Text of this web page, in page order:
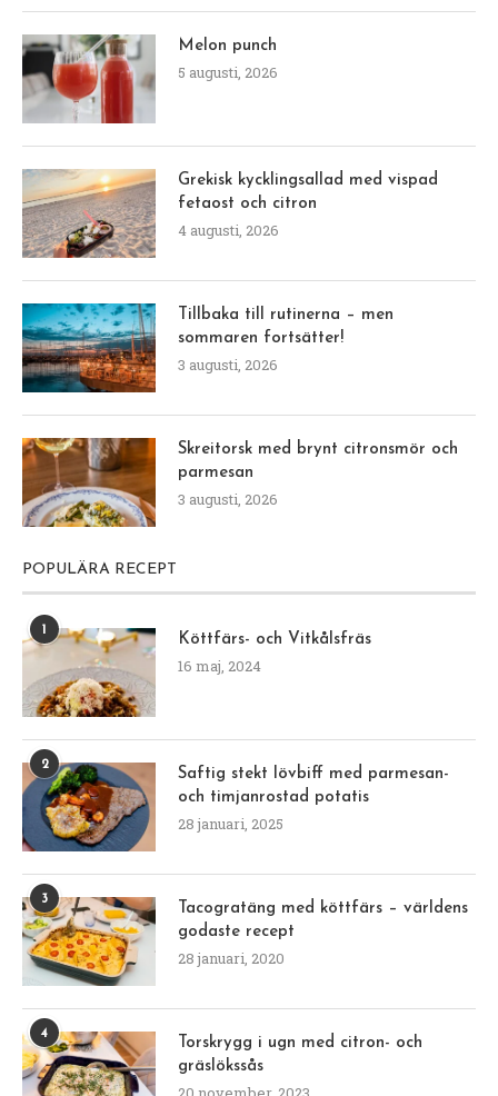
Melon punch
5 augusti, 2026
Grekisk kycklingsallad med vispad
fetaost och citron
4 augusti, 2026
Tillbaka till rutinerna – men
sommaren fortsätter!
3 augusti, 2026
Skreitorsk med brynt citronsmör och
parmesan
3 augusti, 2026
POPULÄRA RECEPT
Köttfärs- och Vitkålsfräs
16 maj, 2024
2
Saftig stekt lövbiff med parmesan-
och timjanrostad potatis
28 januari, 2025
3
Tacogratäng med köttfärs – världens
godaste recept
28 januari, 2020
4
Torskrygg i ugn med citron- och
gräslökssås